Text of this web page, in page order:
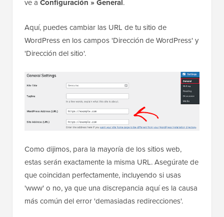
ve a Configuración » General.
Aquí, puedes cambiar las URL de tu sitio de
WordPress en los campos 'Dirección de WordPress' y
'Dirección del sitio'.
Como dijimos, para la mayoría de los sitios web,
estas serán exactamente la misma URL. Asegúrate de
que coincidan perfectamente, incluyendo si usas
'www' o no, ya que una discrepancia aquí es la causa
más común del error 'demasiadas redirecciones'.